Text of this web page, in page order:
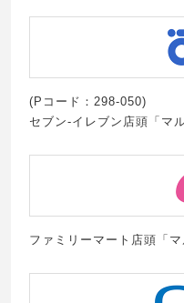
(Pコード：298-050)
セブン-イレブン店頭「マ
ファミリーマート店頭「マ